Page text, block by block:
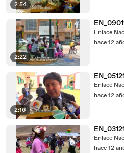
2:54
2:22
Enlace
hace 12
2:16
Enlace
hace 12
Enlace
hace 12